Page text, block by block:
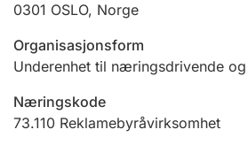
Ektepaktveileder
0301 OSLO, Norge
Organisasjonsform
Underenhet til næringsdrivende
Næringskode
73.110 Reklamebyråvirksomhet